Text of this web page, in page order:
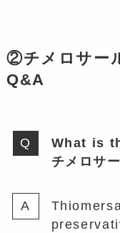
②チメロサー
Q&A
What is
チメロサ